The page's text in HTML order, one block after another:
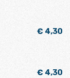
€ 4,30
€ 4,30